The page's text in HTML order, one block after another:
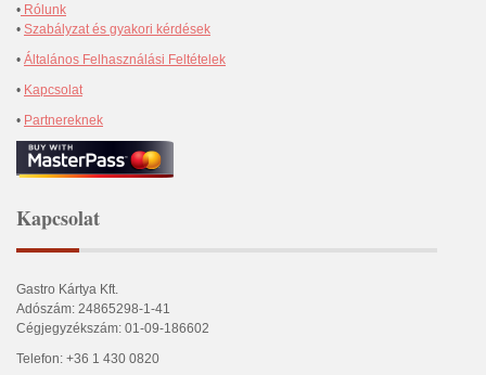
• Rólunk
• Szabályzat és gyakori kérdések
• Általános Felhasználási Feltételek
• Kapcsolat
• Partnereknek
Kapcsolat
Gastro Kártya Kft.
Adószám: 24865298-1-41
Cégjegyzékszám: 01-09-186602
Telefon: +36 1 430 0820